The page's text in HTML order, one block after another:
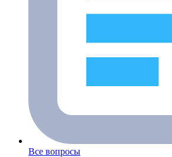
Все вопросы